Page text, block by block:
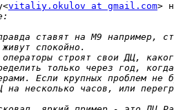
vitaliy.okulov at gmail.com>